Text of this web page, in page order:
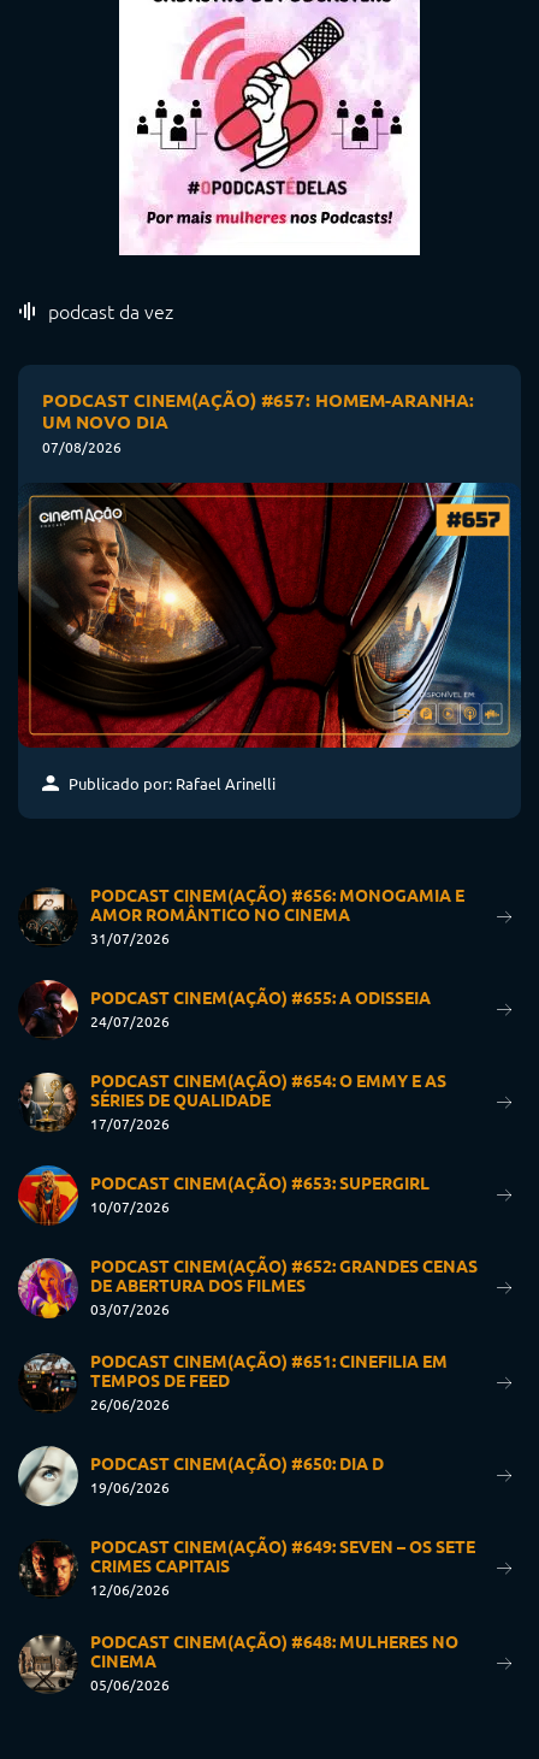
podcast da vez
PODCAST CINEM(AÇÃO) #657: HOMEM-ARANHA:
UM NOVO DIA
07/08/2026
Publicado por: Rafael Arinelli
PODCAST CINEM(AÇÃO) #656: MONOGAMIA E
AMOR ROMÂNTICO NO CINEMA
31/07/2026
PODCAST CINEM(AÇÃO) #655: A ODISSEIA
24/07/2026
PODCAST CINEM(AÇÃO) #654: O EMMY E AS
SÉRIES DE QUALIDADE
17/07/2026
PODCAST CINEM(AÇÃO) #653: SUPERGIRL
10/07/2026
PODCAST CINEM(AÇÃO) #652: GRANDES CENAS
DE ABERTURA DOS FILMES
03/07/2026
PODCAST CINEM(AÇÃO) #651: CINEFILIA EM
TEMPOS DE FEED
26/06/2026
PODCAST CINEM(AÇÃO) #650: DIA D
19/06/2026
PODCAST CINEM(AÇÃO) #649: SEVEN – OS SETE
CRIMES CAPITAIS
12/06/2026
PODCAST CINEM(AÇÃO) #648: MULHERES NO
CINEMA
05/06/2026